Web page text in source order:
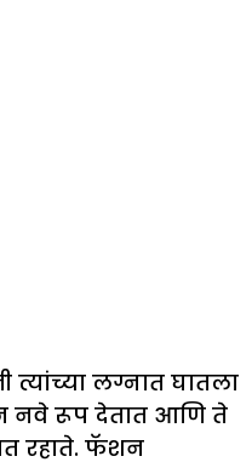
त्यांच्या लग्नात घातला
नवे रूप देतात आणि ते
रहाते. फॅशन